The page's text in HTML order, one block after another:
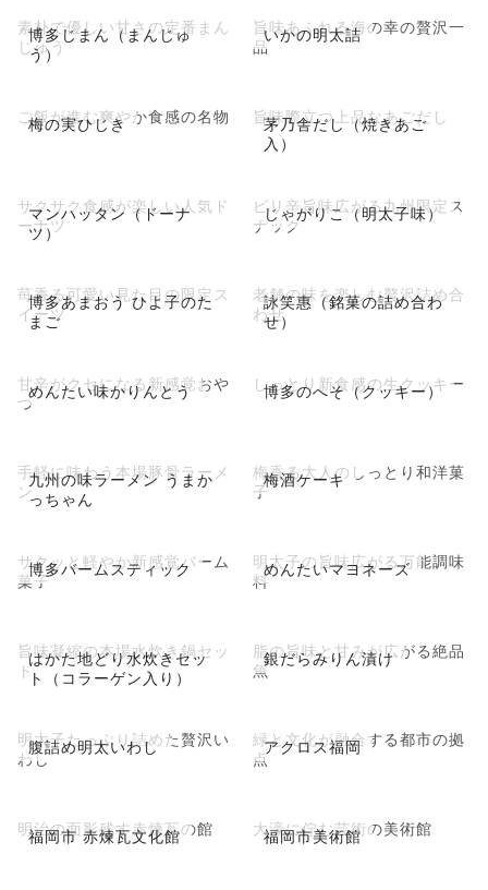
博多じまん（まんじゅ
う）
素朴で優しい甘さの定番まん
じゅう
いかの明太詰
旨味あふれる海の幸の贅沢一
品
梅の実ひじき
ご飯が進む爽やか食感の名物
茅乃舎だし（焼きあご
入）
旨味際立つ上品なあごだし
マンハッタン（ドーナ
ツ）
サクサク食感が楽しい人気ド
ーナツ
じゃがりこ（明太子味）
ピリ辛旨味広がる九州限定ス
ナック
博多あまおう ひよ子のた
まご
苺香る可愛い見た目の限定ス
イーツ
詠笑惠（銘菓の詰め合わ
せ）
老舗の味を楽しむ贅沢詰め合
わせ
めんたい味かりんとう
甘辛がクセになる新感覚おや
つ
博多のへそ（クッキー）
しっとり新食感の生クッキー
九州の味ラーメン うまか
っちゃん
手軽に味わう本場豚骨ラーメ
ン
梅酒ケーキ
梅香る大人のしっとり和洋菓
子
博多バームスティック
サクッと軽やか新感覚バーム
菓子
めんたいマヨネーズ
明太子の旨味広がる万能調味
料
はかた地どり水炊きセッ
ト（コラーゲン入り）
旨味凝縮の本場水炊き鍋セッ
ト
銀だらみりん漬け
脂の旨味と甘みが広がる絶品
魚
腹詰め明太いわし
明太子たっぷり詰めた贅沢い
わし
アクロス福岡
緑と文化が融合する都市の拠
点
福岡市 赤煉瓦文化館
明治の面影残す赤煉瓦の館 福岡市美術館
大濠に佇む芸術の美術館